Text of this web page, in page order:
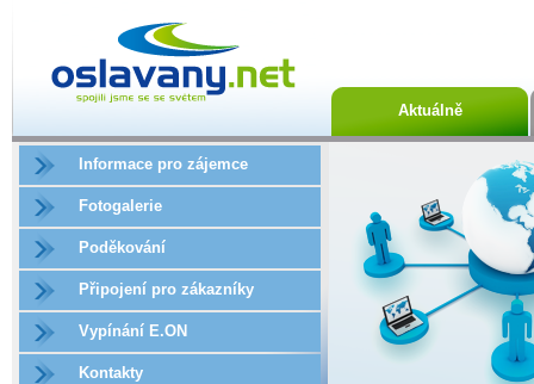
Aktuálně
Informace pro zájemce
Fotogalerie
Poděkování
Připojení pro zákazníky
Vypínání E.ON
Kontakty